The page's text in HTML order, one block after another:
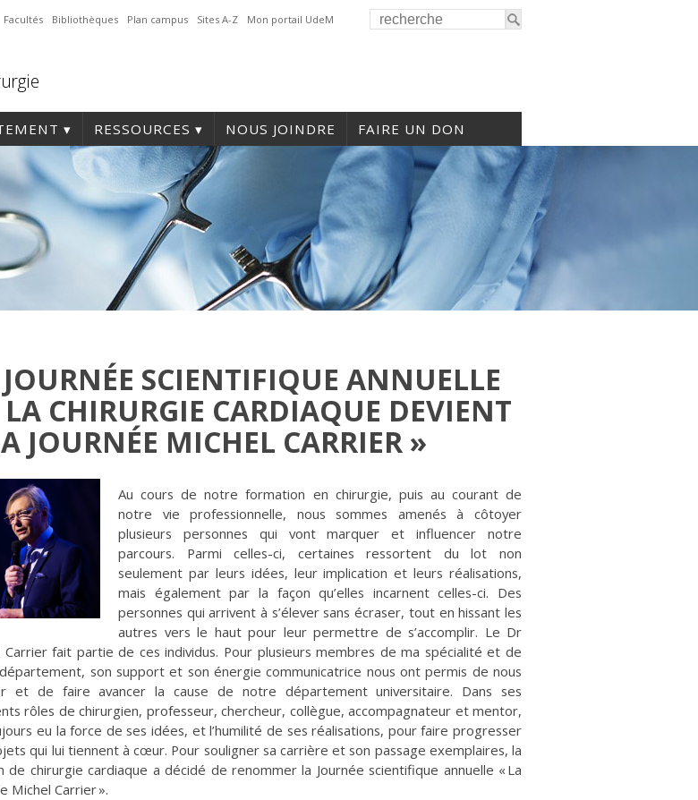
Facultés Bibliothèques Plan campus Sites A-Z Mon portail UdeM
RESSOURCES NOUS JOINDRE FAIRE UN DON
SCIENTIFIQUE ANNUELLE
LA CHIRURGIE CARDIAQUE DEVIENT
JOURNÉE MICHEL CARRIER »
Au cours de notre formation en chirurgie, puis au courant de
notre vie professionnelle, nous sommes amenés à côtoyer
plusieurs personnes qui vont marquer et influencer notre
parcours. Parmi celles-ci, certaines ressortent du lot non
seulement par leurs idées, leur implication et leurs réalisations,
mais également par la façon qu’elles incarnent celles-ci. Des
personnes qui arrivent à s’élever sans écraser, tout en hissant les
autres vers le haut pour leur permettre de s’accomplir. Le Dr
Carrier fait partie de ces individus. Pour plusieurs membres de ma spécialité et de
son support et son énergie communicatrice nous ont permis de nous
et de faire avancer la cause de notre département universitaire. Dans ses
rôles de chirurgien, professeur, chercheur, collègue, accompagnateur et mentor,
eu la force de ses idées, et l’humilité de ses réalisations, pour faire progresser
qui lui tiennent à cœur. Pour souligner sa carrière et son passage exemplaires, la
de chirurgie cardiaque a décidé de renommer la Journée scientifique annuelle « La
Michel Carrier ».